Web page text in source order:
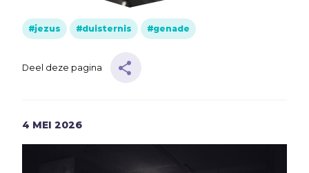
Samenleving
jezus duisternis genade
Deel deze pagina
4 MEI 2026